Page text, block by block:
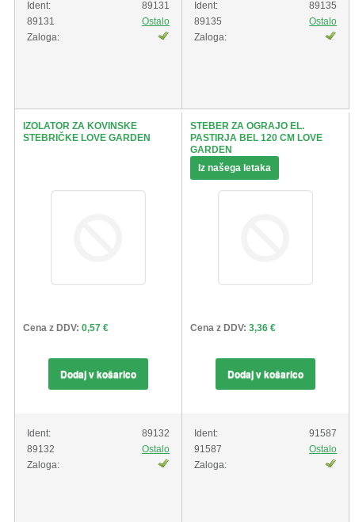
Ident:
89131
89131
Ostalo
Zaloga:
Ident:
89135
89135
Ostalo
Zaloga:
IZOLATOR ZA KOVINSKE
STEBRIČKE LOVE GARDEN
Cena z DDV: 0,57 €
Dodaj v košarico
Ident:
89132
89132
Ostalo
Zaloga:
STEBER ZA OGRAJO EL.
PASTIRJA BEL 120 CM LOVE
GARDEN
Iz našega letaka
Cena z DDV: 3,36 €
Dodaj v košarico
Ident:
91587
91587
Ostalo
Zaloga: